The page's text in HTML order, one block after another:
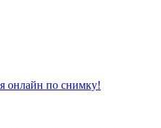
онлайн по снимку!